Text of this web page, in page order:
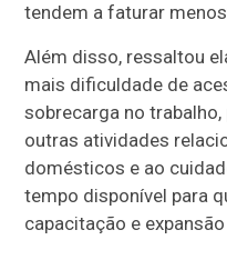
tendem a faturar
Além disso, ressaltou
mais dificuldade de
sobrecarga no
outras atividades
domésticos e ao
tempo disponível para
capacitação e